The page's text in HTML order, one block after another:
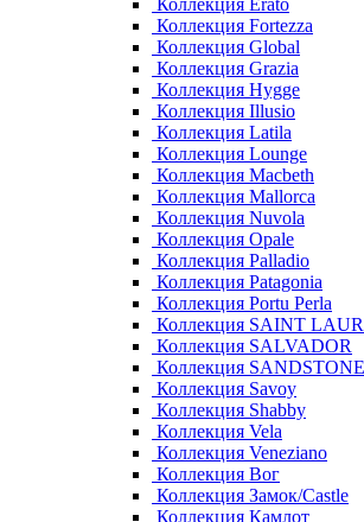
Коллекция Erato
Коллекция Fortezza
Коллекция Global
Коллекция Grazia
Коллекция Hygge
Коллекция Illusio
Коллекция Latila
Коллекция Lounge
Коллекция Macbeth
Коллекция Mallorca
Коллекция Nuvola
Коллекция Opale
Коллекция Palladio
Коллекция Patagonia
Коллекция Portu Perla
Коллекция SAINT
Коллекция SALVADOR
Коллекция SANDSTONE
Коллекция Savoy
Коллекция Shabby
Коллекция Vela
Коллекция Veneziano
Коллекция Вог
Коллекция Замок/Castle
Коллекция Камлот